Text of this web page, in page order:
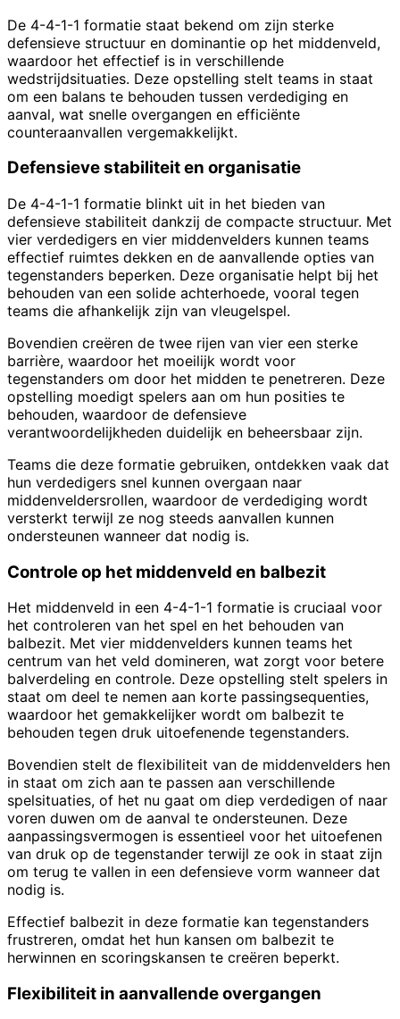
De 4-4-1-1 formatie staat bekend om zijn sterke
defensieve structuur en dominantie op het middenveld,
waardoor het effectief is in verschillende
wedstrijdsituaties. Deze opstelling stelt teams in staat
om een balans te behouden tussen verdediging en
aanval, wat snelle overgangen en efficiënte
counteraanvallen vergemakkelijkt.
Defensieve stabiliteit en organisatie
De 4-4-1-1 formatie blinkt uit in het bieden van
defensieve stabiliteit dankzij de compacte structuur. Met
vier verdedigers en vier middenvelders kunnen teams
effectief ruimtes dekken en de aanvallende opties van
tegenstanders beperken. Deze organisatie helpt bij het
behouden van een solide achterhoede, vooral tegen
teams die afhankelijk zijn van vleugelspel.
Bovendien creëren de twee rijen van vier een sterke
barrière, waardoor het moeilijk wordt voor
tegenstanders om door het midden te penetreren. Deze
opstelling moedigt spelers aan om hun posities te
behouden, waardoor de defensieve
verantwoordelijkheden duidelijk en beheersbaar zijn.
Teams die deze formatie gebruiken, ontdekken vaak dat
hun verdedigers snel kunnen overgaan naar
middenveldersrollen, waardoor de verdediging wordt
versterkt terwijl ze nog steeds aanvallen kunnen
ondersteunen wanneer dat nodig is.
Controle op het middenveld en balbezit
Het middenveld in een 4-4-1-1 formatie is cruciaal voor
het controleren van het spel en het behouden van
balbezit. Met vier middenvelders kunnen teams het
centrum van het veld domineren, wat zorgt voor betere
balverdeling en controle. Deze opstelling stelt spelers in
staat om deel te nemen aan korte passingsequenties,
waardoor het gemakkelijker wordt om balbezit te
behouden tegen druk uitoefenende tegenstanders.
Bovendien stelt de flexibiliteit van de middenvelders hen
in staat om zich aan te passen aan verschillende
spelsituaties, of het nu gaat om diep verdedigen of naar
voren duwen om de aanval te ondersteunen. Deze
aanpassingsvermogen is essentieel voor het uitoefenen
van druk op de tegenstander terwijl ze ook in staat zijn
om terug te vallen in een defensieve vorm wanneer dat
nodig is.
Effectief balbezit in deze formatie kan tegenstanders
frustreren, omdat het hun kansen om balbezit te
herwinnen en scoringskansen te creëren beperkt.
Flexibiliteit in aanvallende overgangen